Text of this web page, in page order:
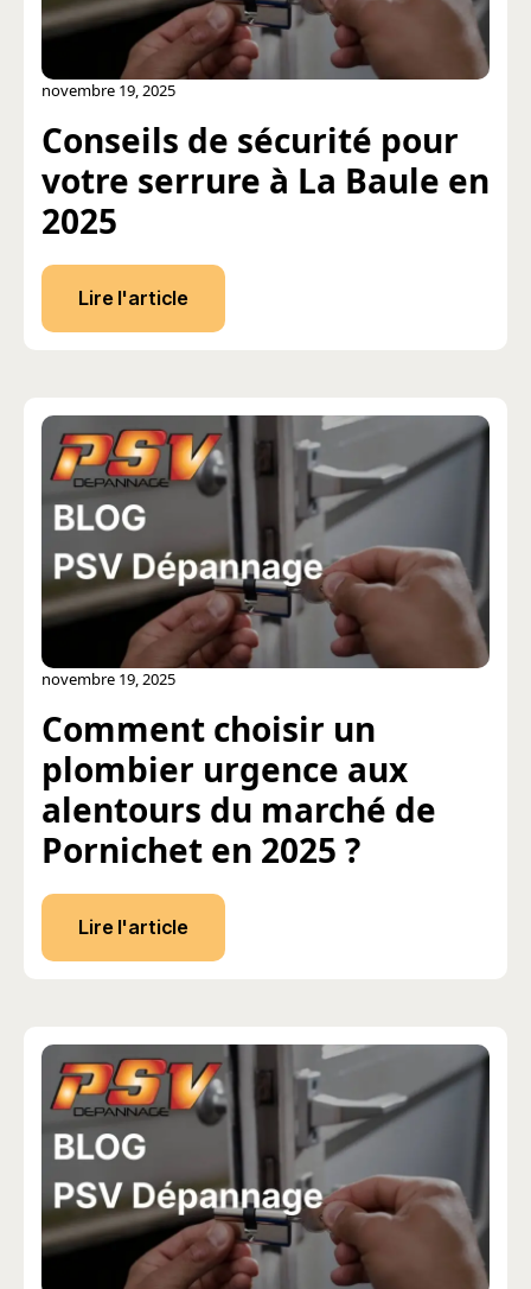
Conseils de sécurité pour
votre serrure à La Baule en
2025
novembre 19, 2025
Lire l'article
Comment choisir un
plombier urgence aux
alentours du marché de
Pornichet en 2025 ?
novembre 19, 2025
Lire l'article